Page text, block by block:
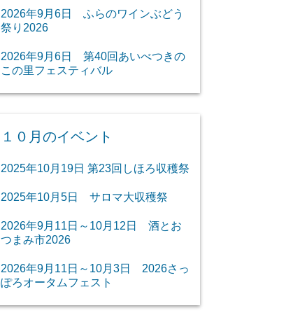
2026年9月6日 ふらのワインぶどう
祭り2026
2026年9月6日 第40回あいべつきの
この里フェスティバル
１０月のイベント
2025年10月19日 第23回しほろ収穫祭
2025年10月5日 サロマ大収穫祭
2026年9月11日～10月12日 酒とお
つまみ市2026
2026年9月11日～10月3日 2026さっ
ぽろオータムフェスト